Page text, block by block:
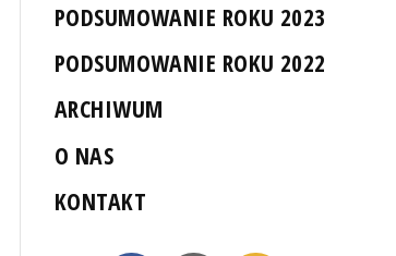
PODSUMOWANIE ROKU 2023
PODSUMOWANIE ROKU 2022
ARCHIWUM
O NAS
KONTAKT